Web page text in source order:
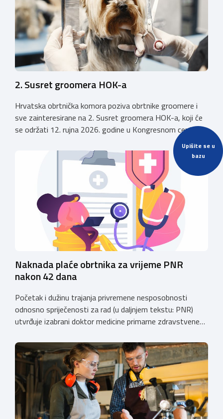
Upišite se u
bazu
2. Susret groomera HOK-a
Hrvatska obrtnička komora poziva obrtnike groomere i
sve zainteresirane na 2. Susret groomera HOK-a, koji će
se održati 12. rujna 2026. godine u Kongresnom centru
(Gastro Globus) na Zagrebačkom velesajmu. Sudionike
očekuje bogat stručni program s predavanjima
renomiranih domaćih i međunarodnih predavača: U sklopu
programa održat će se i panel rasprava „Profesija
groomera: od edukacije […]
Naknada plaće obrtnika za vrijeme PNR
nakon 42 dana
Početak i dužinu trajanja privremene nesposobnosti
odnosno spriječenosti za rad (u daljnjem tekstu: PNR)
utvrđuje izabrani doktor medicine primarne zdravstvene
zdravstvene zaštite žena). Razdoblje PNR za koje
osiguraniku pripada pravo na naknadu plaće u skladu sa
Zakonom o obveznom zdravstvenom osiguranju
(“Narodne novine”, broj: 80/13, 137/13, 98/19, 33/23,
105/25, […]